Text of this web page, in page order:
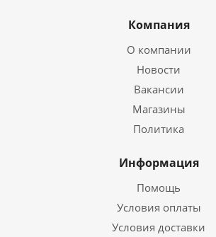
Компания
О компании
Новости
Вакансии
Магазины
Политика
Информация
Помощь
Условия оплаты
Условия доставки